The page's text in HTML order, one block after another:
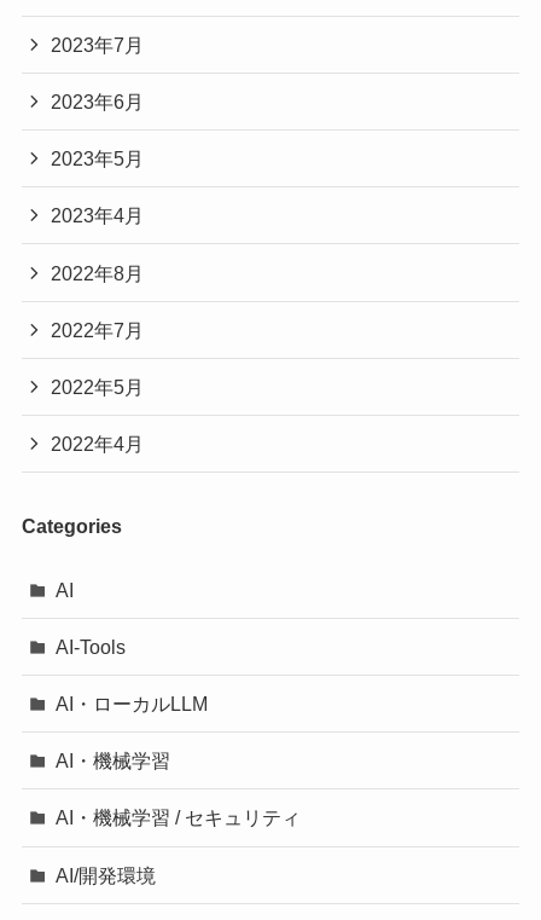
2023年7月
2023年6月
2023年5月
2023年4月
2022年8月
2022年7月
2022年5月
2022年4月
Categories
AI
AI-Tools
AI・ローカルLLM
AI・機械学習
AI・機械学習 / セキュリティ
AI/開発環境